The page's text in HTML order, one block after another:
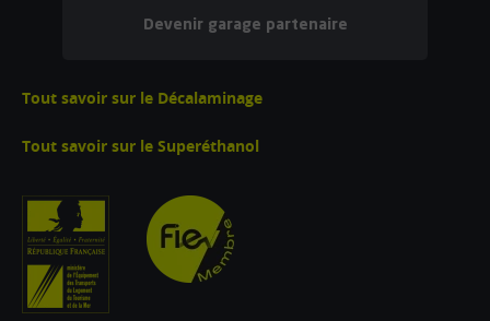
Devenir garage partenaire
Tout savoir sur le Décalaminage
Tout savoir sur le Superéthanol